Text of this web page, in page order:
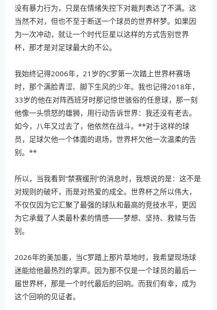
没有暴力行为，只是在情绪失控下对裁判表达了不满。这
当然不对，但也不至于断送一个球员的世界杯梦。如果因
为一次冲动，就让一个时代巨星以这样的方式告别世界
杯，那才是对足球最大的不公。
我始终记得2006年，21岁的C罗第一次踏上世界杯赛场
时，那个满脸青涩、脚下生风的少年。我也记得2018年，
33岁的他在对阵西班牙时那记惊世骇俗的任意球，那一刻
他像一头愤怒的雄狮，用行动告诉世界：我还没有老去。
如今，八年又过去了，他依然在战斗。**对于这样的球
员，足球欠他一个体面的退场，世界杯欠他一次温柔的告
别。**
所以，当我看到“禁赛缓刑”的消息时，我想说的是：这不是
对规则的破坏，而是对热爱的成全。世界杯之所以伟大，
不仅仅因为它汇聚了最强的球队和最高的竞技水平，更因
为它承载了人类最朴素的情感——梦想、坚持、救赎与告
别。
2026年的美加墨，当C罗踏上那片草地时，我希望现场球
迷能给他最热烈的掌声。因为那不仅是一个球员的最后一
届世界杯，那是一个时代最后的回响。而我们有幸，成为
这个回响的见证者。